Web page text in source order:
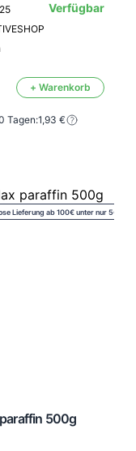
Verfügbar
+ Warenkorb
Tagen:1,93 €
Lieferung ab 100€ unter nur 5€
500g